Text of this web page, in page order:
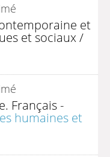
et
et sociaux/
Français -
humaines et